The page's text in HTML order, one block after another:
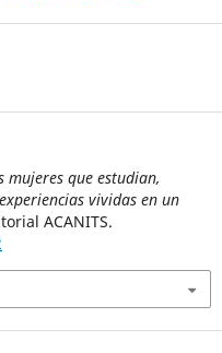
que estudian,
vividas en un
ACANITS.